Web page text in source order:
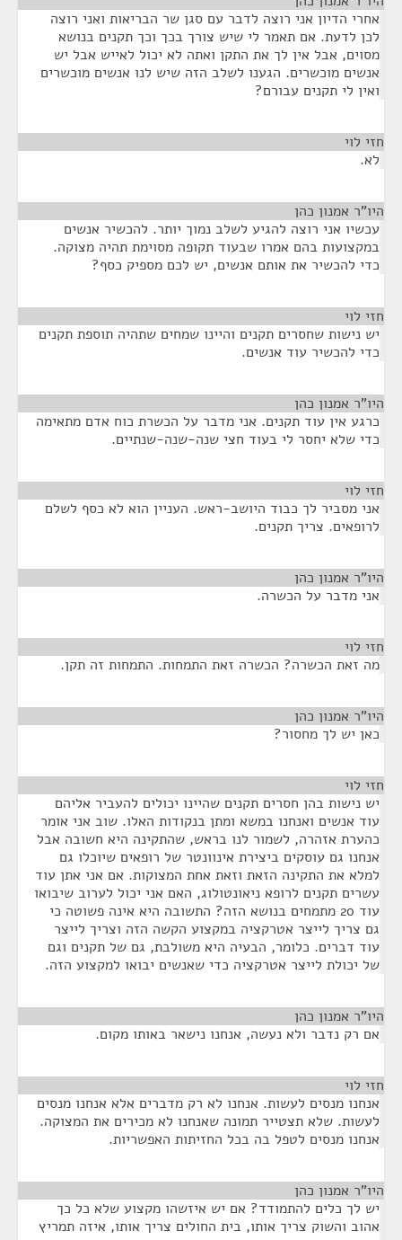
אחרי הדיון אני רוצה לדבר עם סגן שר הבריאות ואני רוצה
לכן לדעת. אם תאמר לי שיש צורך בכך וכך תקנים בנושא
מסוים, אבל אין לך את התקן ואתה לא יכול לאייש אבל יש
אנשים מוכשרים. הגענו לשלב הזה שיש לנו אנשים מוכשרים
ואין לי תקנים עבורם?
חזי לוי
לא.
היו"ר אמנון כהן
עכשיו אני רוצה להגיע לשלב נמוך יותר. להכשיר אנשים
במקצועות בהם אמרו שבעוד תקופה מסוימת תהיה מצוקה.
כדי להכשיר את אותם אנשים, יש לכם מספיק כסף?
חזי לוי
יש נישות שחסרים תקנים והיינו שמחים שתהיה תוספת תקנים
כדי להכשיר עוד אנשים.
היו"ר אמנון כהן
כרגע אין עוד תקנים. אני מדבר על הכשרת כוח אדם מתאימה
כדי שלא יחסר לי בעוד חצי שנה-שנה-שנתיים.
חזי לוי
אני מסביר לך כבוד היושב-ראש. העניין הוא לא כסף לשלם
לרופאים. צריך תקנים.
היו"ר אמנון כהן
אני מדבר על הכשרה.
חזי לוי
מה זאת הכשרה? הכשרה זאת התמחות. התמחות זה תקן.
היו"ר אמנון כהן
כאן יש לך מחסור?
חזי לוי
יש נישות בהן חסרים תקנים שהיינו יכולים להעביר אליהם
עוד אנשים ואנחנו במשא ומתן בנקודות האלו. שוב אני אומר
כהערת אזהרה, לשמור לנו בראש, שהתקינה היא חשובה אבל
אנחנו גם עוסקים ביצירת אינוונטר של רופאים שיוכלו גם
למלא את התקינה הזאת וזאת אחת המצוקות. אם אני אתן עוד
עשרים תקנים לרופא ניאונטולוג, האם אני יכול לערוב שיבואו
עוד 20 מתמחים בנושא הזה? התשובה היא אינה פשוטה כי
גם צריך לייצר אטרקציה במקצוע הקשה הזה וצריך לייצר
עוד דברים. כלומר, הבעיה היא משולבת, גם של תקנים וגם
של יכולת לייצר אטרקציה כדי שאנשים יבואו למקצוע הזה.
היו"ר אמנון כהן
אם רק נדבר ולא נעשה, אנחנו נישאר באותו מקום.
חזי לוי
אנחנו מנסים לעשות. אנחנו לא רק מדברים אלא אנחנו מנסים
לעשות. שלא תצטייר תמונה שאנחנו לא מכירים את המצוקה.
אנחנו מנסים לטפל בה בכל החזיתות האפשריות.
היו"ר אמנון כהן
יש לך כלים להתמודד? אם יש איזשהו מקצוע שלא כל כך
אהוב והשוק צריך אותו, בית החולים צריך אותו, איזה תמריץ